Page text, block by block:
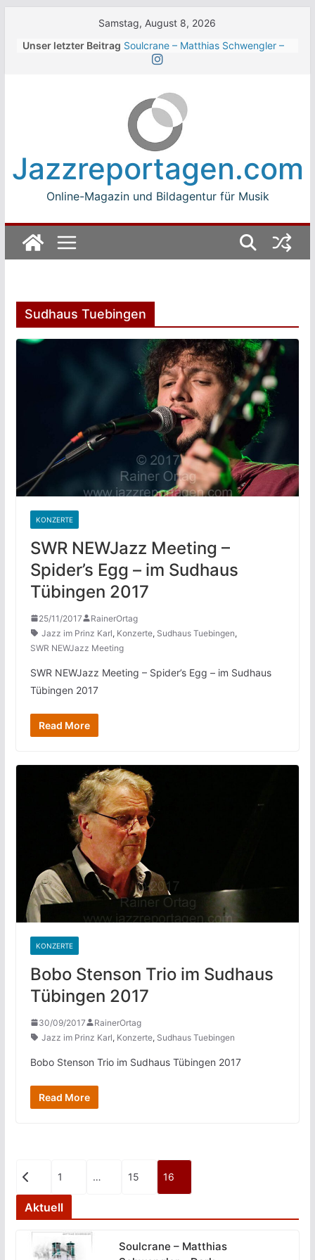
Samstag, August 8, 2026
Unser letzter Beitrag Soulcrane – Matthias Schwengler –
Walter Trout Band beim Winterbach
Zeltspektakel 2026
The Cinelli Brothers beim
Winterbach Zeltspektakel 2026
Jean-Michel Jarre bei den jazz open
Modena auf der Piazza Roma 2026
Jazzreportagen.com
Online-Magazin und Bildagentur für Musik
Sudhaus Tuebingen
KONZERTE
SWR NEWJazz Meeting –
Spider’s Egg – im Sudhaus
Tübingen 2017
25/11/2017
RainerOrtag
Jazz im Prinz Karl, Konzerte, Sudhaus Tuebingen,
SWR NEWJazz Meeting
SWR NEWJazz Meeting – Spider’s Egg – im Sudhaus
Tübingen 2017
Read More
KONZERTE
Bobo Stenson Trio im Sudhaus
Tübingen 2017
30/09/2017
RainerOrtag
Jazz im Prinz Karl, Konzerte, Sudhaus Tuebingen
Bobo Stenson Trio im Sudhaus Tübingen 2017
Read More
Seitennummerierung
der
Beiträge
1 … 15 16
Aktuell
Soulcrane – Matthias